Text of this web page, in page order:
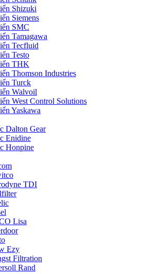
Shizuki
Siemens
SMC
Tamagawa
Tecfluid
Testo
THK
Thomson Industries
Turck
Walvoil
West Control Solutions
Yaskawa
Dalton Gear
Enidine
Honpine
TDI
Lisa
Ezy
Filtration
Rand